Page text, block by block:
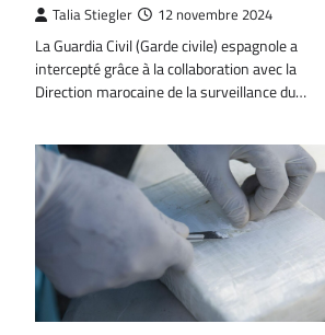
Talia Stiegler 12 novembre 2024
La Guardia Civil (Garde civile) espagnole a
intercepté grâce à la collaboration avec la
Direction marocaine de la surveillance du…